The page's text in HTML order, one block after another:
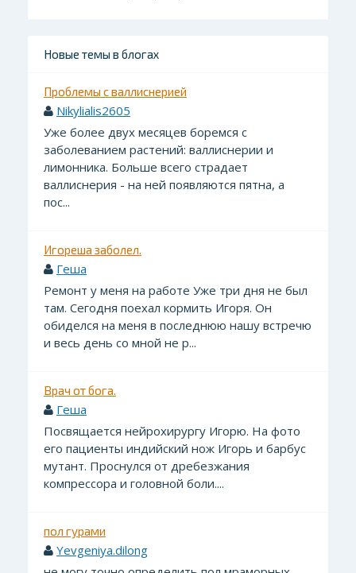
Новые темы в блогах
Проблемы с валлиснерией
Nikylialis2605
Уже более двух месяцев боремся с
заболеванием растений: валлиснерии и
лимонника. Больше всего страдает
валлиснерия - на ней появляются пятна, а
пос...
Игореша заболел.
Геша
Ремонт у меня на работе Уже три дня не был
там. Сегодня поехал кормить Игоря. Он
обиделся на меня в последнюю нашу встречю
и весь день со мной не р...
Врач от бога.
Геша
Посвящается нейрохирургу Игорю. На фото
его пациенты индийский нож Игорь и барбус
мутант. Проснулся от дребезжания
компрессора и головной боли....
пол гурами
Yevgeniya.dilong